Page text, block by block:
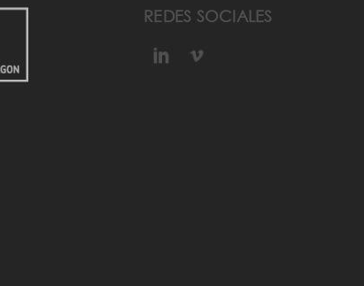
REDES SOCIALES